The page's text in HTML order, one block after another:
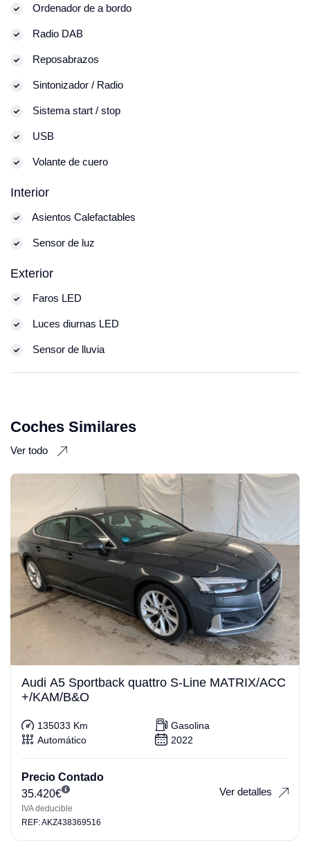
Ordenador de a bordo
Radio DAB
Reposabrazos
Sintonizador / Radio
Sistema start / stop
USB
Volante de cuero
Interior
Asientos Calefactables
Sensor de luz
Exterior
Faros LED
Luces diurnas LED
Sensor de lluvia
Coches Similares
Ver todo
Audi A5 Sportback quattro S-Line MATRIX/ACC
+/KAM/B&O
135033 Km
Gasolina
Automático
2022
Precio Contado
35.420€
IVA deducible
Ver detalles
REF: AKZ438369516